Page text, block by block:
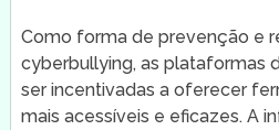
Como forma de prevenção e
cyberbullying, as plataformas
ser incentivadas a oferecer
mais acessíveis e eficazes. A